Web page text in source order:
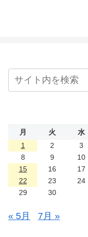
月 火 水
1
2 3
8
9 10
15
16 17
22
23 24
29
30
« 5月 7月 »